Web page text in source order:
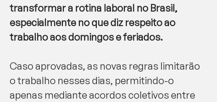
transformar a rotina laboral no Brasil,
especialmente no que diz respeito ao
trabalho aos domingos e feriados.
Caso aprovadas, as novas regras limitarão
o trabalho nesses dias, permitindo-o
apenas mediante acordos coletivos entre